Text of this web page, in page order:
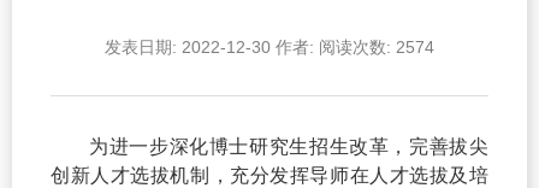
发表日期: 2022-12-30 作者: 阅读次数: 2574
为进一步深化博士研究生招生改革，完善拔尖
创新人才选拔机制，充分发挥导师在 人才选拔及培